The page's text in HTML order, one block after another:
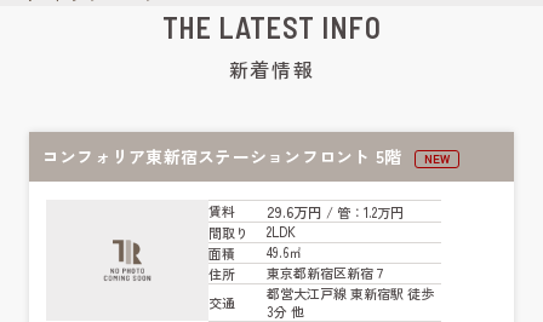
THE LATEST INFO
新着情報
コンフォリア東新宿ステーションフロント 5階 NEW
賃料 29.6万円 / 管：1.2万円
間取り
2LDK
面積
49.6㎡
住所
東京都新宿区新宿７
交通
都営大江戸線 東新宿駅 徒歩
3分 他